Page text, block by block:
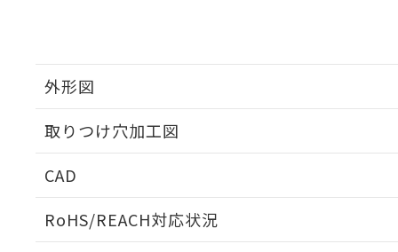
外形図
取りつけ穴加工図
CAD
RoHS/REACH対応状況